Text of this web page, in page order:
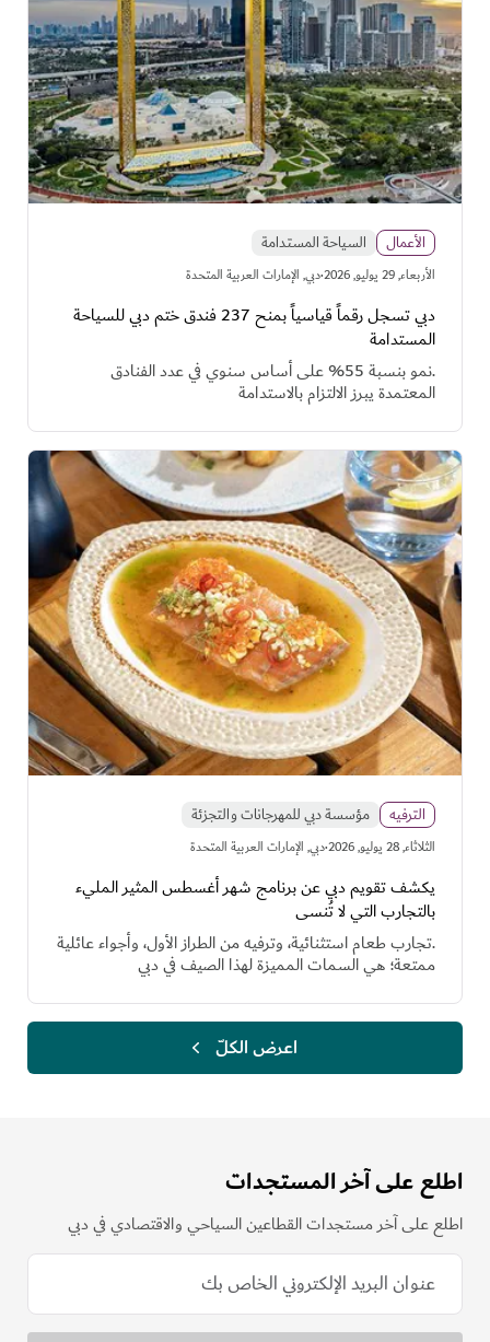
الأعمال السياحة المستدامة
اﻷربعاء, 29 يوليو, 2026 ·دبي, الإمارات العربية المتحدة
دبي تسجل رقماً قياسياً بمنح 237 فندق ختم دبي للسياحة
المستدامة
.نمو بنسبة 55% على أساس سنوي في عدد الفنادق
المعتمدة يبرز الالتزام بالاستدامة
الترفيه مؤسسة دبي للمهرجانات والتجزئة
الثلاثاء, 28 يوليو, 2026 ·دبي, الإمارات العربية المتحدة
يكشف تقويم دبي عن برنامج شهر أغسطس المثير المليء
بالتجارب التي لا تُنسى
.تجارب طعام استثنائية، وترفيه من الطراز الأول، وأجواء عائلية
ممتعة؛ هي السمات المميزة لهذا الصيف في دبي
اعرض الكلّ
اطلع على آخر المستجدات
اطلع على آخر مستجدات القطاعين السياحي والاقتصادي في دبي